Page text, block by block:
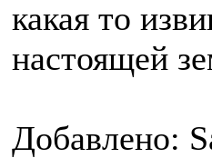
какая то
настоящей
Добавлено: